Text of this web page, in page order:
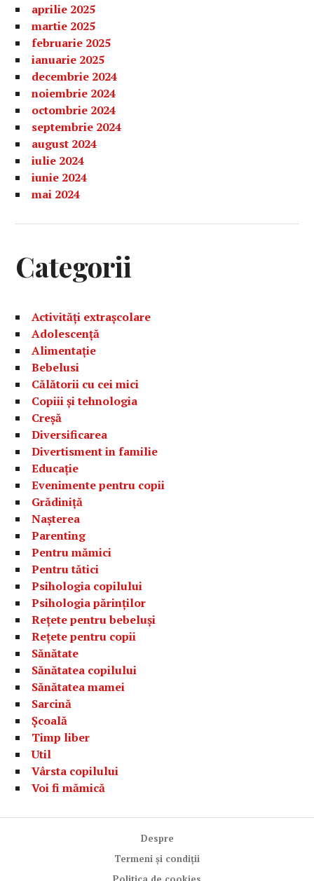
aprilie 2025
martie 2025
februarie 2025
ianuarie 2025
decembrie 2024
noiembrie 2024
octombrie 2024
septembrie 2024
august 2024
iulie 2024
iunie 2024
mai 2024
Categorii
Activități extrașcolare
Adolescență
Alimentație
Bebelusi
Călătorii cu cei mici
Copiii și tehnologia
Creșă
Diversificarea
Divertisment in familie
Educație
Evenimente pentru copii
Grădiniță
Nașterea
Parenting
Pentru mămici
Pentru tătici
Psihologia copilului
Psihologia părinților
Rețete pentru bebeluși
Rețete pentru copii
Sănătate
Sănătatea copilului
Sănătatea mamei
Sarcină
Școală
Timp liber
Util
Vârsta copilului
Voi fi mămică
Despre
Termeni și condiții